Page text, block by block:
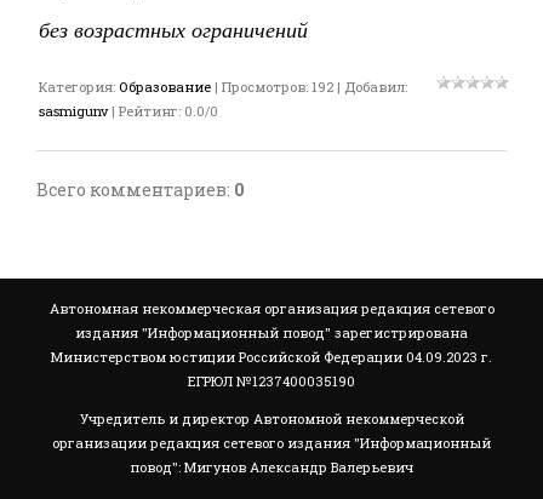
без возрастных ограничений
Категория: Образование | Просмотров: 192 | Добавил:
sasmigunv | Рейтинг: 0.0/0
Всего комментариев: 0
Автономная некоммерческая организация редакция сетевого
издания "Информационный повод" зарегистрирована
Министерством юстиции Российской Федерации 04.09.2023 г.
ЕГРЮЛ №1237400035190
Учредитель и директор Автономной некоммерческой
организации редакция сетевого издания "Информационный
повод": Мигунов Александр Валерьевич